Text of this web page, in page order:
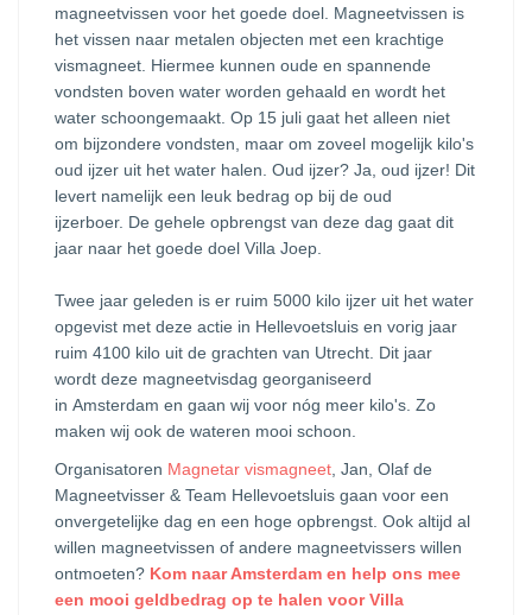
magneetvissen voor het goede doel. Magneetvissen is
het vissen naar metalen objecten met een krachtige
vismagneet. Hiermee kunnen oude en spannende
vondsten boven water worden gehaald en wordt het
water schoongemaakt. Op 15 juli gaat het alleen niet
om bijzondere vondsten, maar om zoveel mogelijk kilo's
oud ijzer uit het water halen. Oud ijzer? Ja, oud ijzer! Dit
levert namelijk een leuk bedrag op bij de oud
ijzerboer. De gehele opbrengst van deze dag gaat dit
jaar naar het goede doel Villa Joep.
Twee jaar geleden is er ruim 5000 kilo ijzer uit het water
opgevist met deze actie in Hellevoetsluis en vorig jaar
ruim 4100 kilo uit de grachten van Utrecht. Dit jaar
wordt deze magneetvisdag georganiseerd
in Amsterdam en gaan wij voor nóg meer kilo's. Zo
maken wij ook de wateren mooi schoon.
Organisatoren Magnetar vismagneet , Jan, Olaf de
Magneetvisser & Team Hellevoetsluis gaan voor een
onvergetelijke dag en een hoge opbrengst. Ook altijd al
willen magneetvissen of andere magneetvissers willen
ontmoeten? Kom naar Amsterdam en help ons mee
een mooi geldbedrag op te halen voor Villa